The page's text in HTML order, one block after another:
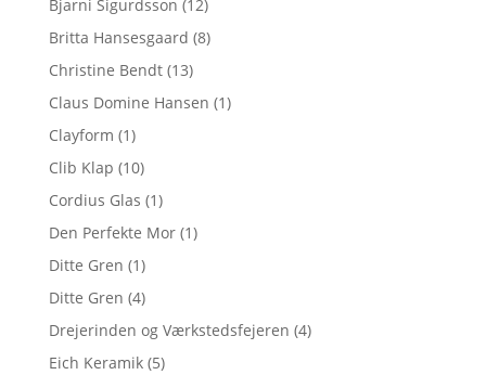
Bjarni Sigurdsson (12)
Britta Hansesgaard (8)
Christine Bendt (13)
Claus Domine Hansen (1)
Clayform (1)
Clib Klap (10)
Cordius Glas (1)
Den Perfekte Mor (1)
Ditte Gren (1)
Ditte Gren (4)
Drejerinden og Værkstedsfejeren (4)
Eich Keramik (5)